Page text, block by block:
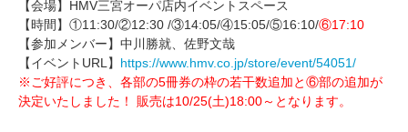
【会場】HMV三宮オーパ店内イベントスペース
【時間】①11:30/②12:30 /③14:05/④15:05/⑤16:10/⑥17:10
【参加メンバー】中川勝就、佐野文哉
【イベントURL】 https://www.hmv.co.jp/store/event/54051/
※ご好評につき、各部の5冊券の枠の若干数追加と⑥部の追加が
決定いたしました！ 販売は10/25(土)18:00～となります。